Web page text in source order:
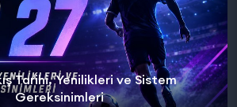
Tarihi, Yenilikleri ve Sistem
Gereksinimleri